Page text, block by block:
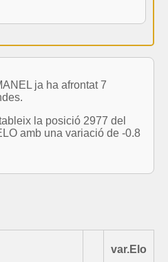
ja ha afrontat 7
la posició 2977 del
amb una variació de -0.8
var.Elo